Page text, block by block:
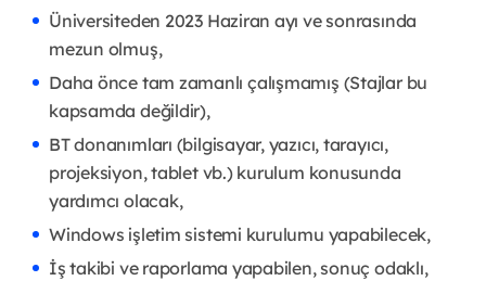
Üniversiteden 2023 Haziran ayı ve sonrasında
mezun olmuş,
Daha önce tam zamanlı çalışmamış (Stajlar bu
kapsamda değildir),
BT donanımları (bilgisayar, yazıcı, tarayıcı,
projeksiyon, tablet vb.) kurulum konusunda
yardımcı olacak,
Windows işletim sistemi kurulumu yapabilecek,
İş takibi ve raporlama yapabilen, sonuç odaklı,